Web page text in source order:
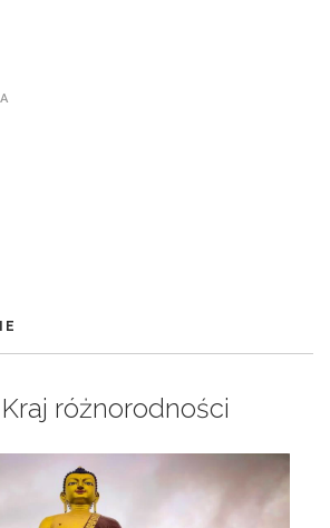
różnorodności